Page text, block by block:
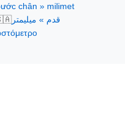
chân » milimet
قدم » ميليمتر